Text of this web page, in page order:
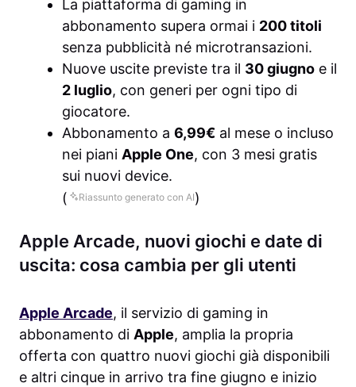
La piattaforma di gaming in
abbonamento supera ormai i 200 titoli
senza pubblicità né microtransazioni.
Nuove uscite previste tra il 30 giugno e il
2 luglio, con generi per ogni tipo di
giocatore.
Abbonamento a 6,99€ al mese o incluso
nei piani Apple One, con 3 mesi gratis
sui nuovi device.
(
Riassunto generato con AI)
Apple Arcade, nuovi giochi e date di
uscita: cosa cambia per gli utenti
Apple Arcade, il servizio di gaming in
abbonamento di Apple, amplia la propria
offerta con quattro nuovi giochi già disponibili
e altri cinque in arrivo tra fine giugno e inizio